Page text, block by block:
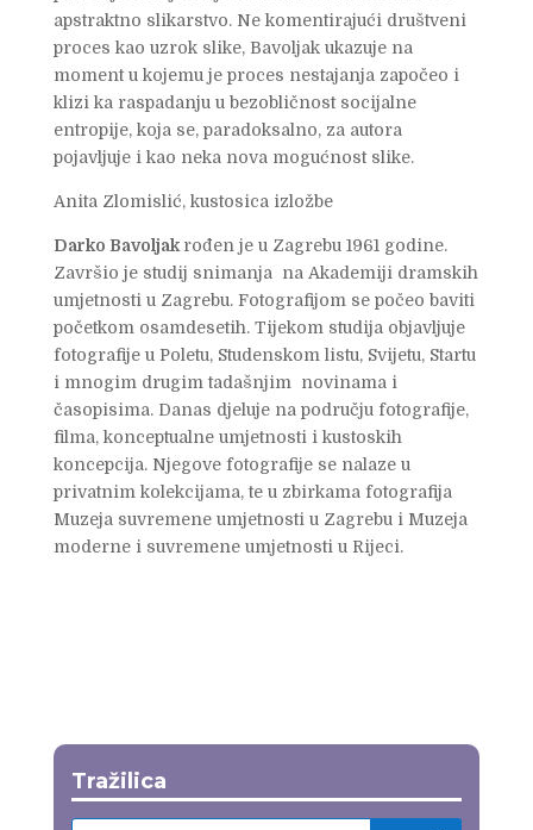
apstraktno slikarstvo. Ne komentirajući društveni
proces kao uzrok slike, Bavoljak ukazuje na
moment u kojemu je proces nestajanja započeo i
klizi ka raspadanju u bezobličnost socijalne
entropije, koja se, paradoksalno, za autora
pojavljuje i kao neka nova mogućnost slike.
Anita Zlomislić, kustosica izložbe
Darko Bavoljak rođen je u Zagrebu 1961 godine.
Završio je studij snimanja na Akademiji dramskih
umjetnosti u Zagrebu. Fotografijom se počeo baviti
početkom osamdesetih. Tijekom studija objavljuje
fotografije u Poletu, Studenskom listu, Svijetu, Startu
i mnogim drugim tadašnjim novinama i
časopisima. Danas djeluje na području fotografije,
filma, konceptualne umjetnosti i kustoskih
koncepcija. Njegove fotografije se nalaze u
privatnim kolekcijama, te u zbirkama fotografija
Muzeja suvremene umjetnosti u Zagrebu i Muzeja
moderne i suvremene umjetnosti u Rijeci.
Tražilica